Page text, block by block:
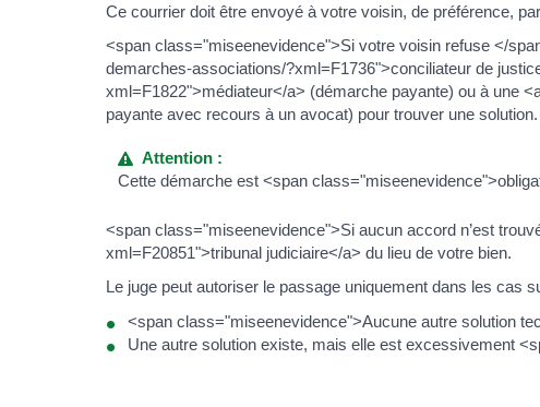
Ce courrier doit être envoyé à votre voisin, de préférence,
<span class="miseenevidence">Si votre voisin refuse </
demarches-associations/?xml=F1736">conciliateur de
xml=F1822">médiateur</a> (démarche payante) ou à une
payante avec recours à un avocat) pour trouver une solution.
Attention :
Cette démarche est <span
<span class="miseenevidence">Si aucun accord n’est
xml=F20851">tribunal judiciaire</a> du lieu de votre bien.
Le juge peut autoriser le passage uniquement dans les cas
<span class="miseenevidence">Aucune autre solution
Une autre solution existe, mais elle est excessivement